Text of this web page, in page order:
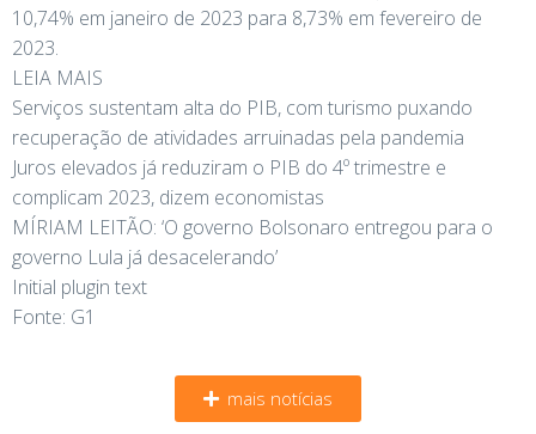
10,74% em janeiro de 2023 para 8,73% em fevereiro de
2023.
LEIA MAIS
Serviços sustentam alta do PIB, com turismo puxando
recuperação de atividades arruinadas pela pandemia
Juros elevados já reduziram o PIB do 4º trimestre e
complicam 2023, dizem economistas
MÍRIAM LEITÃO: ‘O governo Bolsonaro entregou para o
governo Lula já desacelerando’
Initial plugin text
Fonte: G1
mais notícias